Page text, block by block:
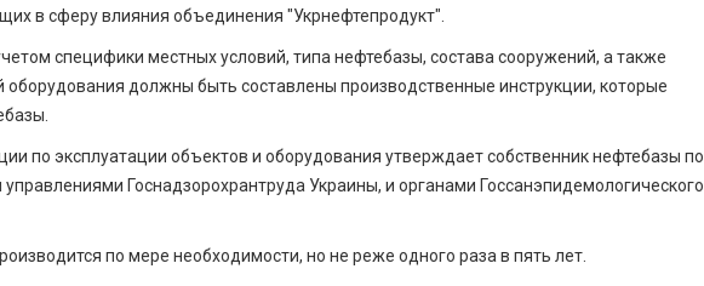
в сферу влияния объединения "Укрнефтепродукт".
специфики местных условий, типа нефтебазы, состава сооружений, а также
оборудования должны быть составлены производственные инструкции, которые
по эксплуатации объектов и оборудо­вания утверждает собственник нефтебазы по
Госнадзорохрантруда Украины, и органами Госсанэпидемологического
по мере необходимости, но не реже одного раза в пять лет.